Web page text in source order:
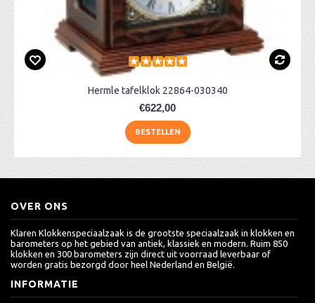
Hermle tafelklok 22864-030340
€622,00
BESTELLEN
OVER ONS
Klaren Klokkenspeciaalzaak is de grootste speciaalzaak in klokken en
barometers op het gebied van antiek, klassiek en modern. Ruim 850
klokken en 300 barometers zijn direct uit voorraad leverbaar of
worden gratis bezorgd door heel Nederland en België.
INFORMATIE